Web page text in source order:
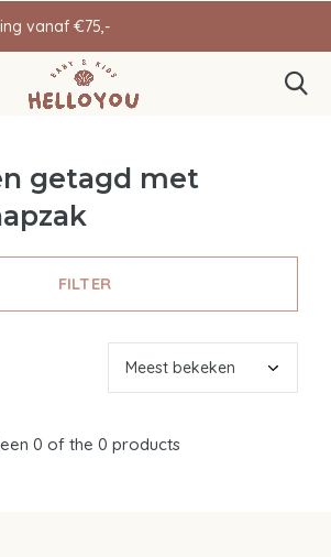
vanaf €75,-
getagd met
FILTER
0 of the 0 products